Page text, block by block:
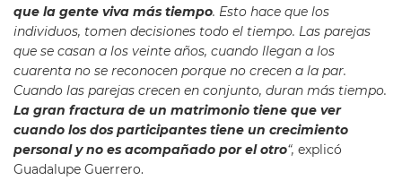
que la gente viva más tiempo. Esto hace que los
individuos, tomen decisiones todo el tiempo. Las parejas
que se casan a los veinte años, cuando llegan a los
cuarenta no se reconocen porque no crecen a la par.
Cuando las parejas crecen en conjunto, duran más tiempo.
La gran fractura de un matrimonio tiene que ver
cuando los dos participantes tiene un crecimiento
personal y no es acompañado por el otro“, explicó
Guadalupe Guerrero.